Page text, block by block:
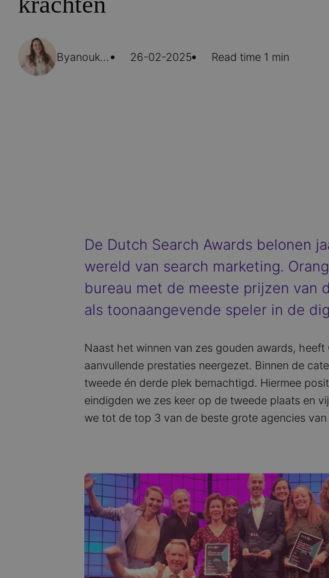
By anouk.sintnikl… 26-02-2025 Read time 1 min
De Dutch Search Awards belonen
wereld van search marketing.
bureau met de meeste prijzen van
als toonaangevende speler in de
Naast het winnen van zes gouden awards,
aanvullende prestaties neergezet. Binnen de
tweede én derde plek bemachtigd. Hiermee
eindigden we zes keer op de tweede plaats en
we tot de top 3 van de beste grote agencies van
Image